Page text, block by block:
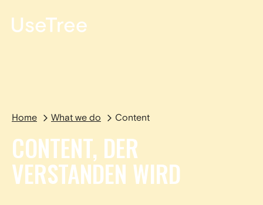
Home What we do Content
CONTENT, DER
VERSTANDEN WIRD